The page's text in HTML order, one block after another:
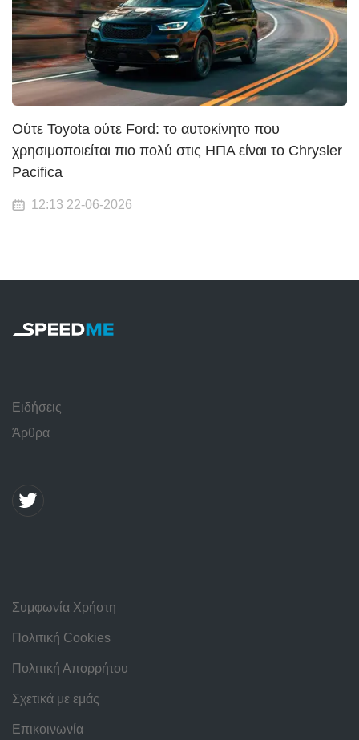
Ούτε Toyota ούτε Ford: το αυτοκίνητο που
χρησιμοποιείται πιο πολύ στις ΗΠΑ είναι το Chrysler
Pacifica
12:13 22-06-2026
Ειδήσεις
Άρθρα
Συμφωνία Χρήστη
Πολιτική Cookies
Πολιτική Απορρήτου
Σχετικά με εμάς
Επικοινωνία